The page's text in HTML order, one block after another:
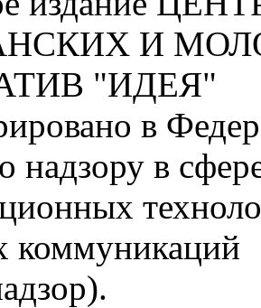
И
"ИДЕЯ"
в
надзору в
коммуникаций